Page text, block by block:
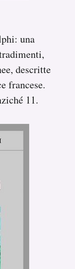
una
descritte
francese.
11.